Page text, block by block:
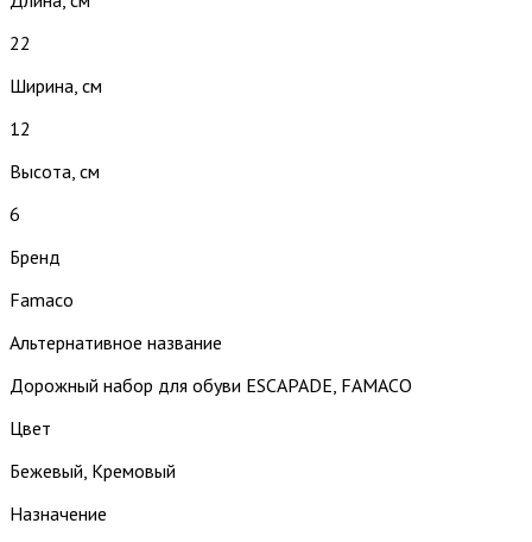
22
Ширина, см
12
Высота, см
6
Бренд
Famaco
Альтернативное название
Дорожный набор для обуви ESCAPADE, FAMACO
Цвет
Бежевый, Кремовый
Назначение